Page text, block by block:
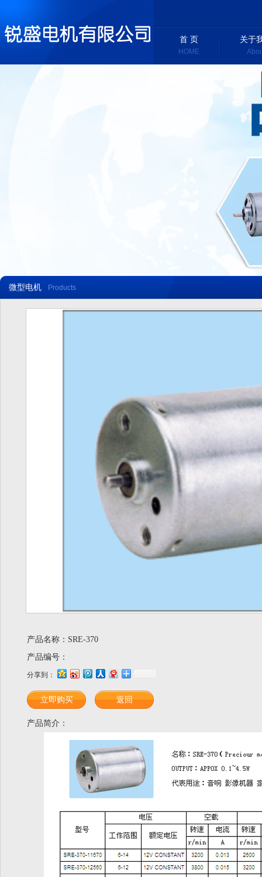
首 页
HOME
关于
微型电机 Products
产品名称：SRE-370
产品编号：
分享到：
立即购买 返回
产品简介：